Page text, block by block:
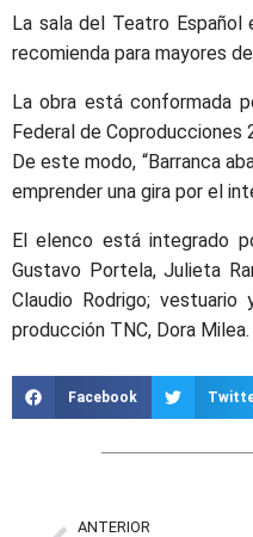
La sala del Teatro Español
recomienda para mayores
La obra está conformada
Federal de Coproducciones
De este modo, “Barranca
emprender una gira por el
El elenco está integrado
Gustavo Portela, Julieta
Claudio Rodrigo;
producción TNC, Dora Milea.
Facebook
ANTERIOR